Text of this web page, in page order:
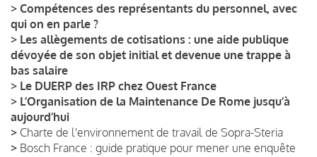
> Compétences des représentants du personnel, avec
qui on en parle ?
> Les allègements de cotisations : une aide publique
dévoyée de son objet initial et devenue une trappe à
bas salaire
> Le DUERP des IRP chez Ouest France
> L’Organisation de la Maintenance De Rome jusqu’à
aujourd’hui
> Charte de l'environnement de travail de Sopra-Steria
> Bosch France : guide pratique pour mener une enquête